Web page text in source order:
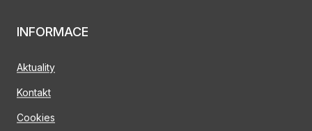
INFORMACE
Aktuality
Kontakt
Cookies